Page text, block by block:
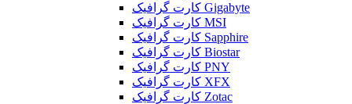
کارت گرافیک Gigabyte
کارت گرافیک MSI
کارت گرافیک Sapphire
کارت گرافیک Biostar
کارت گرافیک PNY
کارت گرافیک XFX
کارت گرافیک Zotac